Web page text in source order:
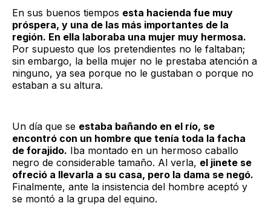
En sus buenos tiempos esta hacienda fue muy
próspera, y una de las más importantes de la
región. En ella laboraba una mujer muy hermosa.
Por supuesto que los pretendientes no le faltaban;
sin embargo, la bella mujer no le prestaba atención a
ninguno, ya sea porque no le gustaban o porque no
estaban a su altura.
Un día que se estaba bañando en el río, se
encontró con un hombre que tenía toda la facha
de forajido. Iba montado en un hermoso caballo
negro de considerable tamaño. Al verla, el jinete se
ofreció a llevarla a su casa, pero la dama se negó.
Finalmente, ante la insistencia del hombre aceptó y
se montó a la grupa del equino.